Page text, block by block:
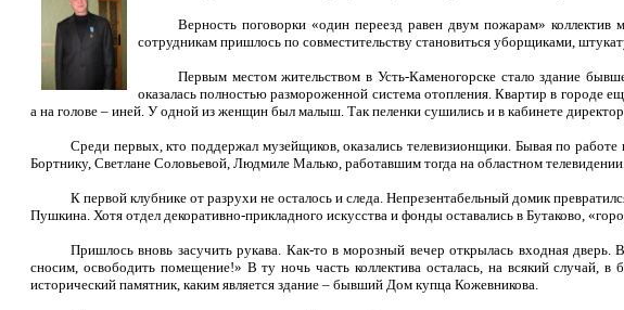
Верность поговорки «один переезд равен двум пожарам»
сотрудникам пришлось по совместительству становиться уборщиками,
Первым местом жительством в Усть-Каменогорске стало здание
оказалась полностью размороженной система отопления. Квартир в городе
а на голове – иней. У одной из женщин был малыш. Так пеленки сушились и в кабинете
Среди первых, кто поддержал музейщиков, оказались телевизионщики. Бывая по
Бортнику, Светлане Соловьевой, Людмиле Малько, работавшим тогда на областном
К первой клубнике от разрухи не осталось и следа. Непрезентабельный домик
Пушкина. Хотя отдел декоративно-прикладного искусства и фонды оставались в Бутаково,
Пришлось вновь засучить рукава. Как-то в морозный вечер открылась входная
сносим, освободить помещение!» В ту ночь часть коллектива осталась, на всякий случай,
исторический памятник, каким является здание – бывший Дом купца Кожевникова.